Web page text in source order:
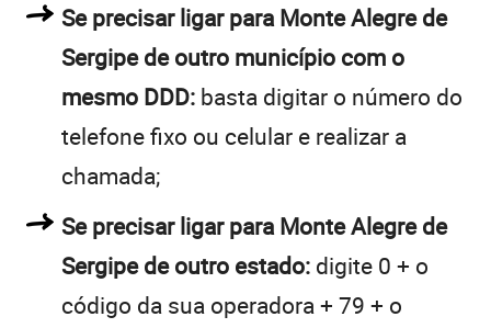
Se precisar ligar para Monte Alegre de
Sergipe de outro município com o
mesmo DDD: basta digitar o número do
telefone fixo ou celular e realizar a
chamada;
Se precisar ligar para Monte Alegre de
Sergipe de outro estado: digite 0 + o
código da sua operadora + 79 + o